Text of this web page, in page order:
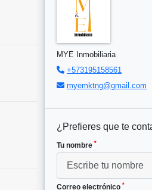
MYE Inmobiliaria
+573195158561
myemktng@gmail.com
¿Prefieres que te
Tu nombre *
Correo electrónico *